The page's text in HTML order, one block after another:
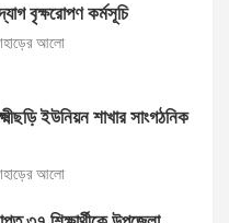
বৃক্ষরোপণ কর্মসূচি
আলো
ইউনিয়ন শাখার সাংগঠনিক
আলো